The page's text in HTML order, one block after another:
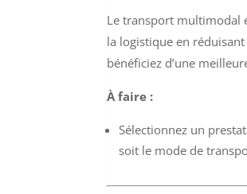
Le transport multimodal
la logistique en
bénéficiez d’une
À faire :
Sélectionnez un
soit le mode de